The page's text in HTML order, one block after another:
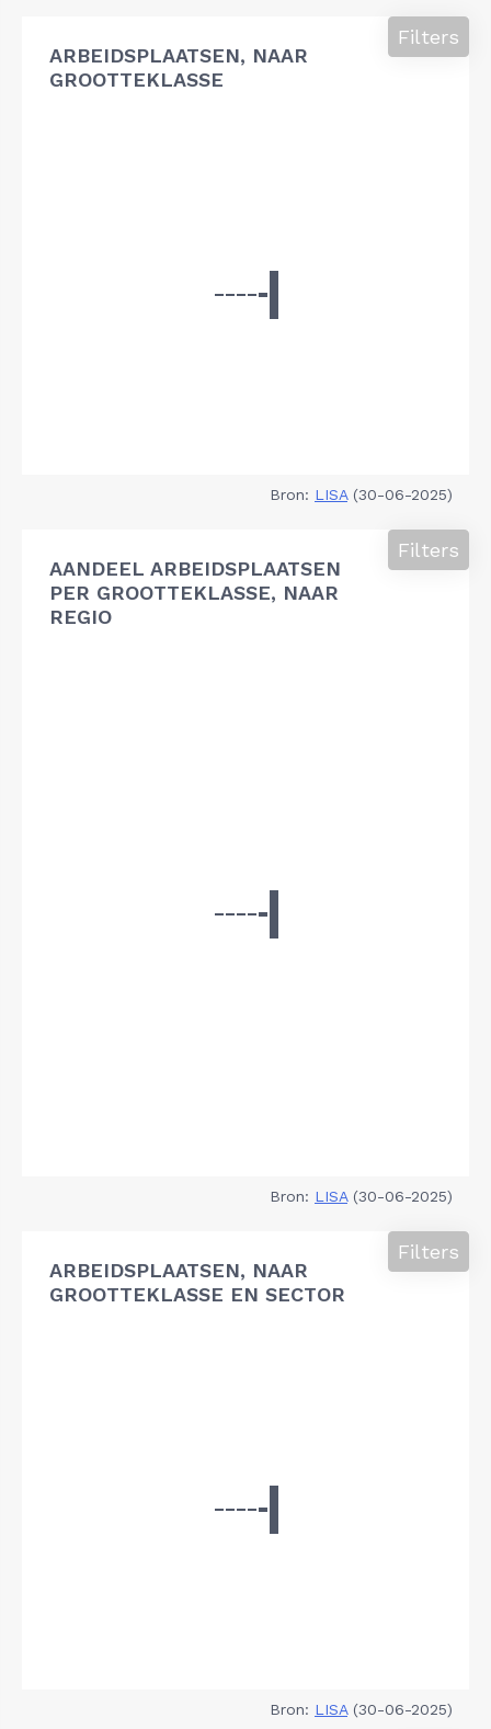
ARBEIDSPLAATSEN, NAAR
GROOTTEKLASSE
Filters
Bron: LISA(30-06-2025)
AANDEEL ARBEIDSPLAATSEN
PER GROOTTEKLASSE, NAAR
REGIO
Filters
Bron: LISA(30-06-2025)
ARBEIDSPLAATSEN, NAAR
GROOTTEKLASSE EN SECTOR
Filters
Bron: LISA(30-06-2025)